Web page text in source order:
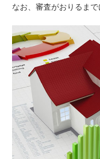
なお、審査がおりるまで